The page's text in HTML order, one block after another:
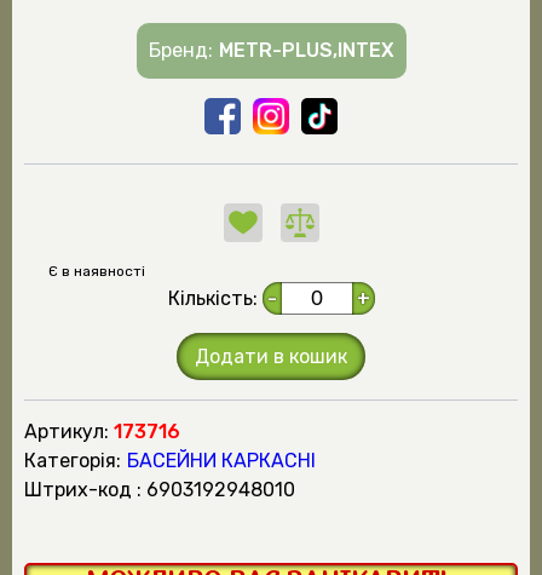
Бренд: METR-PLUS,INTEX
Є в наявності
Кількість: - +
Додати в кошик
Артикул: 173716
Категорія: БАСЕЙНИ КАРКАСНІ
штрих-код : 6903192948010